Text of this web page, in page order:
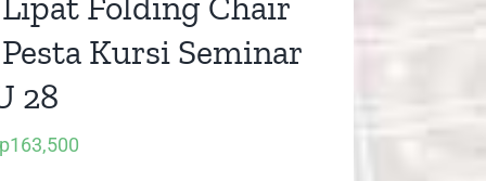
Kursi Seminar
28
163,500